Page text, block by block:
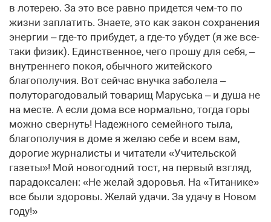
в лотерею. За это все равно придется чем-то по
жизни заплатить. Знаете, это как закон сохранения
энергии – где-то прибудет, а где-то убудет (я же все-
таки физик). Единственное, чего прошу для себя, –
внутреннего покоя, обычного житейского
благополучия. Вот сейчас внучка заболела –
полуторагодовалый товарищ Маруська – и душа не
на месте. А если дома все нормально, тогда горы
можно свернуть! Надежного семейного тыла,
благополучия в доме я желаю себе и всем вам,
дорогие журналисты и читатели «Учительской
газеты»! Мой новогодний тост, на первый взгляд,
парадоксален: «Не желай здоровья. На «Титанике»
все были здоровы. Желай удачи. За удачу в Новом
году!»